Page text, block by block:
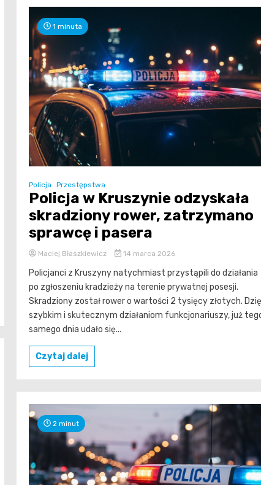
1 minuta
Policja Przestępstwa
Policja w Kruszynie odzyskała
skradziony rower, zatrzymano
sprawcę i pasera
Maciej Błaszkiewicz 14 marca 2026
Policjanci z Kruszyny natychmiast przystąpili do działania
po zgłoszeniu kradzieży na terenie prywatnej posesji.
Skradziony został rower o wartości 2 tysięcy złotych.
szybkim i skutecznym działaniom funkcjonariuszy, już
samego dnia udało się...
Czytaj dalej
2 minut